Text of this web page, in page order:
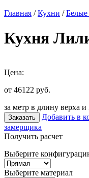
Главная /Кухни /Белые
Кухня
Цена:
от 46122 руб.
за метр в длину верха и
Заказать Добавить в
замерщика
Получить расчет
Выберите
Выберите материал